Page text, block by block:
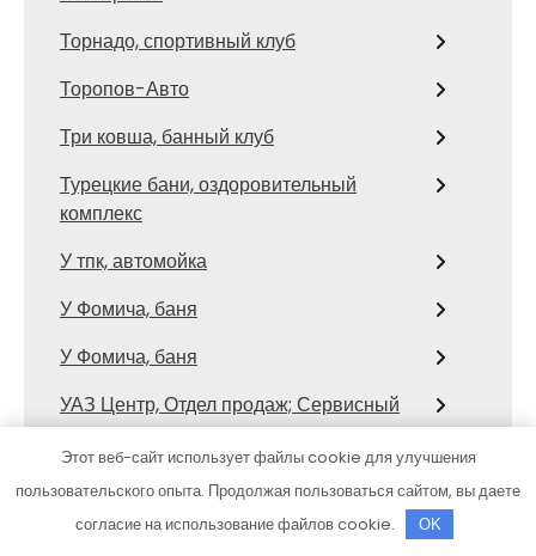
Торнадо, спортивный клуб
Торопов-Авто
Три ковша, банный клуб
Турецкие бани, оздоровительный
комплекс
У тпк, автомойка
У Фомича, баня
У Фомича, баня
УАЗ Центр, Отдел продаж; Сервисный
центр
Услада, сауна
Установка газобаллонного
Этот веб-сайт использует файлы cookie для улучшения
пользовательского опыта. Продолжая пользоваться сайтом, вы даете
согласие на использование файлов cookie.
OK